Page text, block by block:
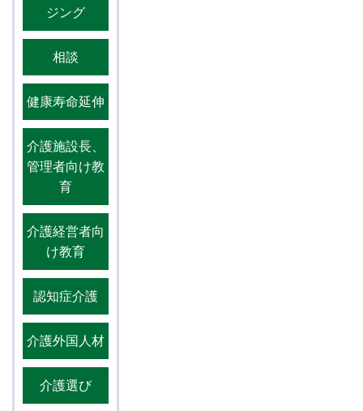
ジング
相談
健康寿命延伸
介護施設長、
管理者向け教
育
介護経営者向
け教育
認知症介護
介護外国人材
介護選び